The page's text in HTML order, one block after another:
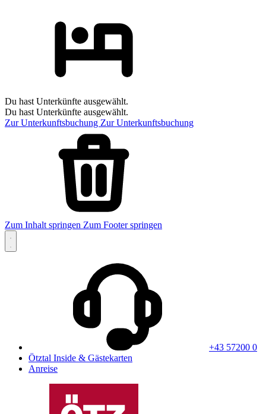
Du hast Unterkünfte ausgewählt.
Du hast Unterkünfte ausgewählt.
Zur Unterkunftsbuchung Zur Unterkunftsbuchung
Zum Inhalt springen Zum Footer springen
+43 57200 0
Ötztal Inside & Gästekarten
Anreise